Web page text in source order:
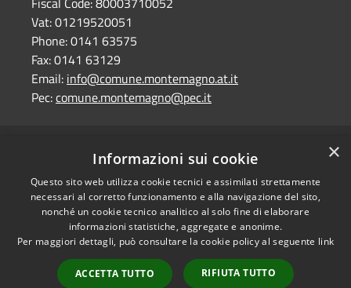
Vat:01219520051
Phone:0141 63575
Fax:0141 63129
Email: info@comune.montemagno.at.it
Pec:comune.montemagno@pec.it
Privacy
Cookie
Dati fiscali e fatturazione
elettronica
Comune convenzionato
Progetto|Convenzione
Adesioni
•Accesso redazione
×
Informazioni sui cookie
Questo sito web utilizza cookie tecnici e assimilati strettamente
necessari al corretto funzionamento e alla navigazione del sito,
nonché un cookie tecnico analitico al solo fine di elaborare
informazioni statistiche, aggregate e anonime.
Per maggiori dettagli, può consultare la cookie policy al seguente link
ACCETTA TUTTO RIFIUTA TUTTO